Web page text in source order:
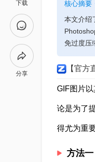
下载
分享
核心摘要
本文介绍
免过度压
【官方
GIF图片
论是为了
得尤为重
方法